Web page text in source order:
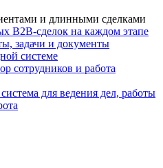
и длинными сделками
B2B-сделок на каждом этапе
задачи и документы
системе
сотрудников и работа
для ведения дел, работы